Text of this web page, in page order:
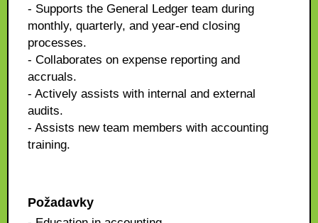
- Supports the General Ledger team during
monthly, quarterly, and year-end closing
processes.
- Collaborates on expense reporting and
accruals.
- Actively assists with internal and external
audits.
- Assists new team members with accounting
training.
Požadavky